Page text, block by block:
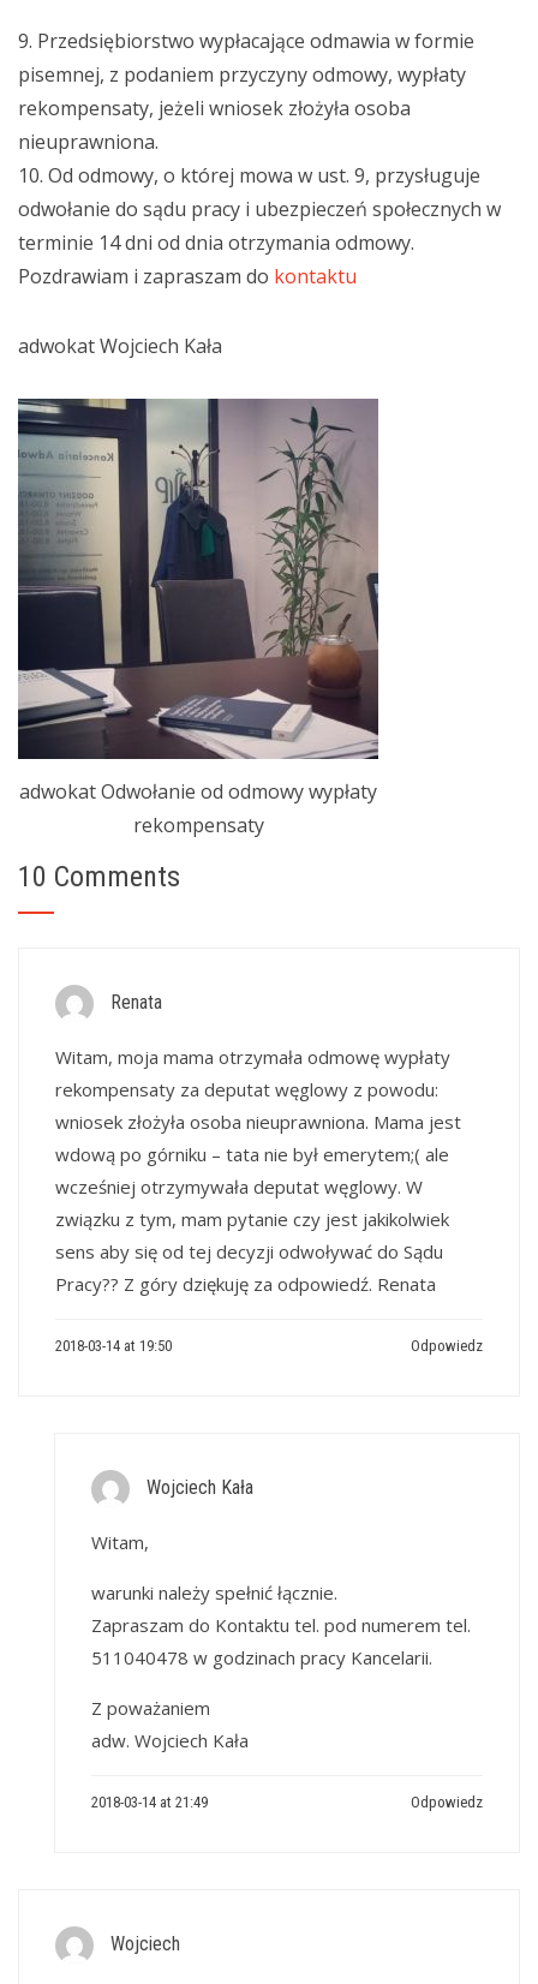
9. Przedsiębiorstwo wypłacające odmawia w formie
pisemnej, z podaniem przyczyny odmowy, wypłaty
rekompensaty, jeżeli wniosek złożyła osoba
nieuprawniona.
10. Od odmowy, o której mowa w ust. 9, przysługuje
odwołanie do sądu pracy i ubezpieczeń społecznych w
terminie 14 dni od dnia otrzymania odmowy.
Pozdrawiam i zapraszam do kontaktu
adwokat Wojciech Kała
adwokat Odwołanie od odmowy wypłaty
rekompensaty
10 Comments
Renata
Witam, moja mama otrzymała odmowę wypłaty
rekompensaty za deputat węglowy z powodu:
wniosek złożyła osoba nieuprawniona. Mama jest
wdową po górniku – tata nie był emerytem;( ale
wcześniej otrzymywała deputat węglowy. W
związku z tym, mam pytanie czy jest jakikolwiek
sens aby się od tej decyzji odwoływać do Sądu
Pracy?? Z góry dziękuję za odpowiedź. Renata
2018-03-14 at 19:50 Odpowiedz
Wojciech Kała
Witam,
warunki należy spełnić łącznie.
Zapraszam do Kontaktu tel. pod numerem tel.
511040478 w godzinach pracy Kancelarii.
Z poważaniem
adw. Wojciech Kała
2018-03-14 at 21:49 Odpowiedz
Wojciech